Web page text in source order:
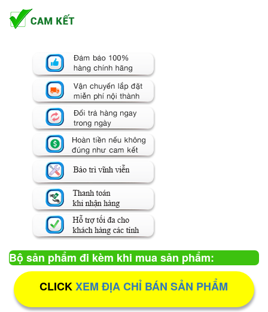
Bộ sản phẩm đi kèm khi mua sản phẩm:
CLICKXEM ĐỊA CHỈ BÁN SẢN PHẨM